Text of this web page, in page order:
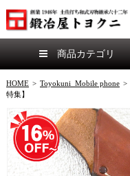
商品カテゴリ
HOME > Toyokuni_Mobile phone >
特集】